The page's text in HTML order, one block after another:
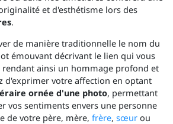
et d'esthétisme lors des
.
de manière traditionnelle le nom du
émouvant décrivant le lien qui vous
rendant ainsi un hommage profond et
d'exprimer votre affection en optant
ornée d'une photo, permettant
vos sentiments envers une personne
de votre père, mère,frère,sœurou